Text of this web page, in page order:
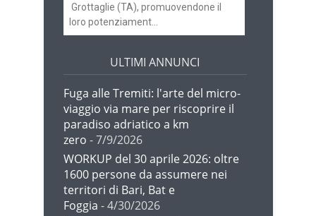
Grottaglie (TA), promuovendone il
loro potenziament...
ULTIMI ANNUNCI
Fuga alle Tremiti: l'arte del micro-
viaggio via mare per riscoprire il
paradiso adriatico a km
zero - 7/9/2026
WORKUP del 30 aprile 2026: oltre
1600 persone da assumere nei
territori di Bari, Bat e
Foggia - 4/30/2026